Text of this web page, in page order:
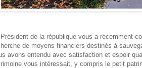
de la république vous a récemment
de moyens financiers destinés à
avons entendu avec satisfaction et espoir
vous intéressait, y compris le petit